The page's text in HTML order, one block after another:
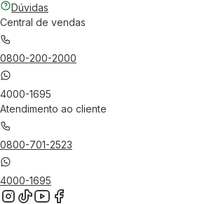
Dúvidas
Central de vendas
0800-200-2000
4000-1695
Atendimento ao cliente
0800-701-2523
4000-1695